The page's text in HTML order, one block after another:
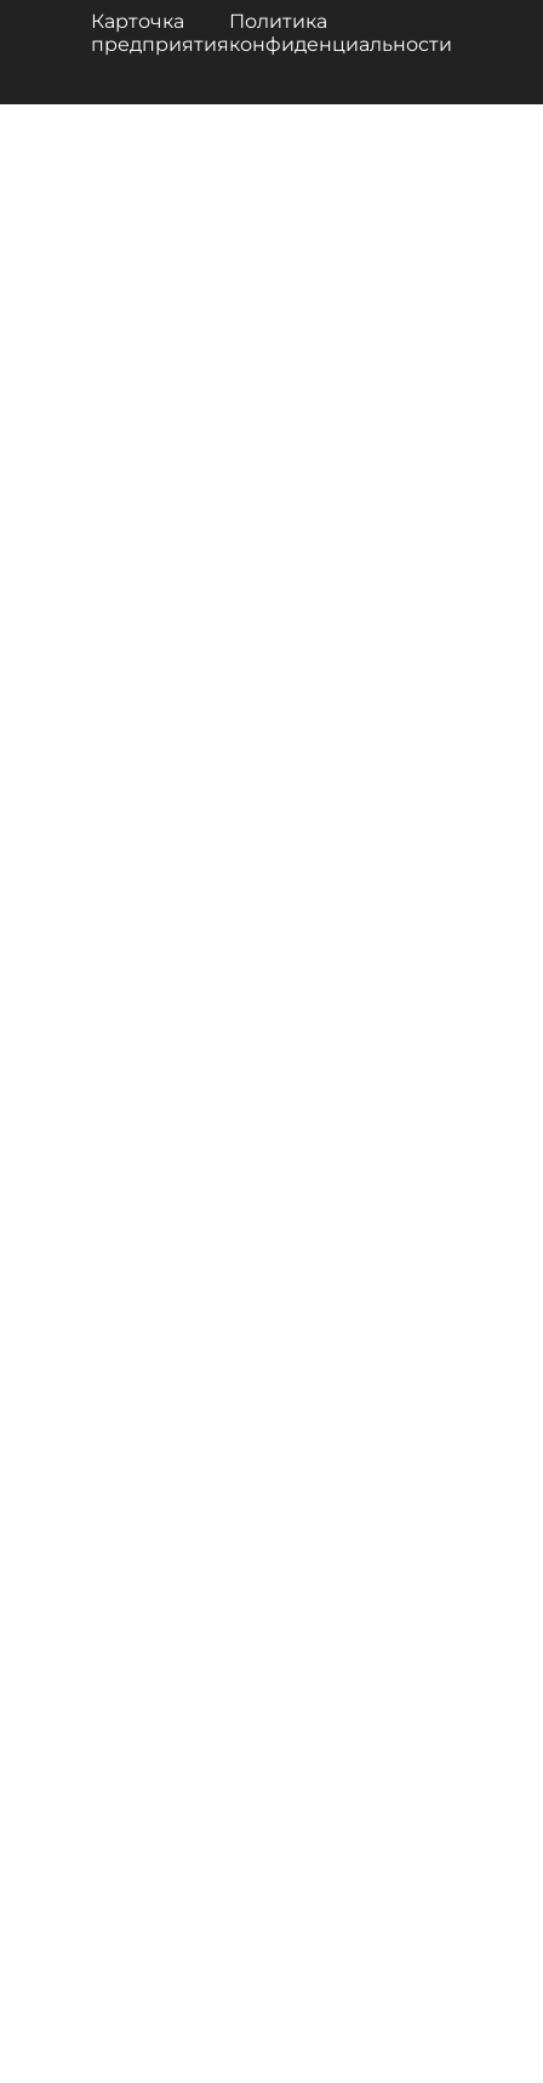
Карточка
предприятия
Политика
конфиденциальности